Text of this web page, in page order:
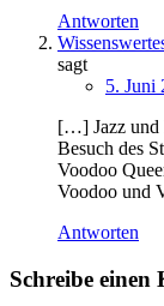
Antworten
sagt
5. Juni
[…] Jazz und
Besuch des
Voodoo
Voodoo und
Antworten
Schreibe einen